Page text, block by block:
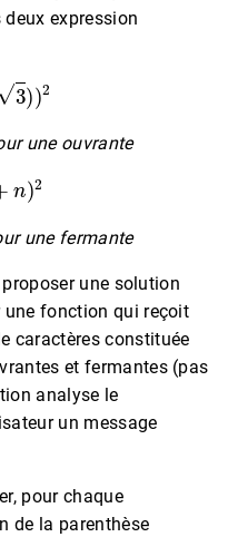
deux expression
)2
une ouvrante
n 2
une fermante
proposer une solution
fonction qui reçoit
caractères constituée
et fermantes (pas
analyse le
un message
pour chaque
de la parenthèse